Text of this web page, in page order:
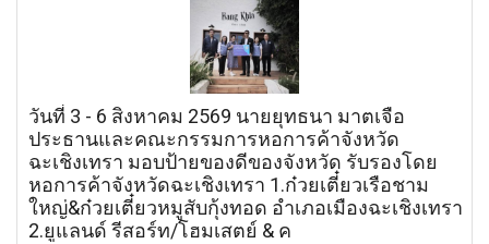
วันที่ 3 - 6 สิงหาคม 2569 นายยุทธนา มาตเจือ
ประธานและคณะกรรมการหอการค้าจังหวัด
ฉะเชิงเทรา มอบป้ายของดีของจังหวัด รับรองโดย
หอการค้าจังหวัดฉะเชิงเทรา 1.ก๋วยเตี๋ยวเรือชาม
ใหญ่&ก๋วยเตี๋ยวหมูสับกุ้งทอด อำเภอเมืองฉะเชิงเทรา
2.ยูแลนด์ รีสอร์ท/โฮมเสตย์ & ค